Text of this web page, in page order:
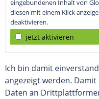
eingebundenen Inhalt von
diesen mit einem Klick
deaktivieren.
jetzt aktivieren
Ich bin damit
angezeigt werden.
Daten an